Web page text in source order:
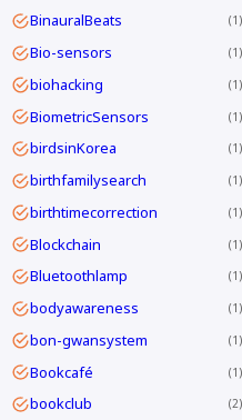
BinauralBeats 1
Bio-sensors 1
biohacking 1
BiometricSensors 1
birdsinKorea 1
birthfamilysearch 1
birthtimecorrection 1
Blockchain 1
Bluetoothlamp 1
bodyawareness 1
bon-gwansystem 1
Bookcafé 1
bookclub 2